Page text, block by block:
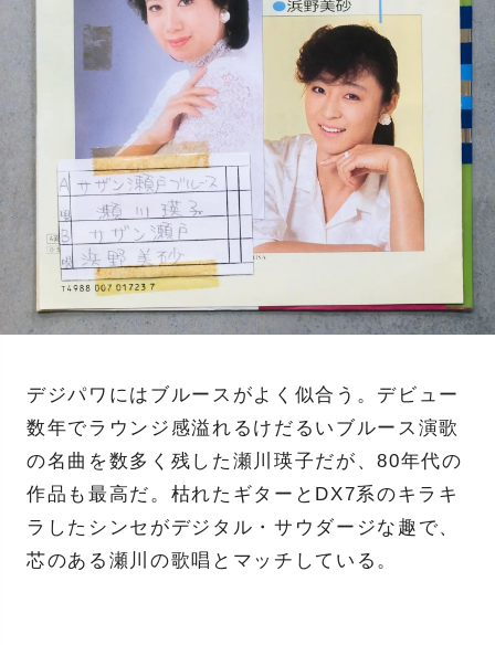
デジパワにはブルースがよく似合う。デビュー
数年でラウンジ感溢れるけだるいブルース演歌
の名曲を数多く残した瀬川瑛子だが、80年代の
作品も最高だ。枯れたギターとDX7系のキラキ
ラしたシンセがデジタル・サウダージな趣で、
芯のある瀬川の歌唱とマッチしている。